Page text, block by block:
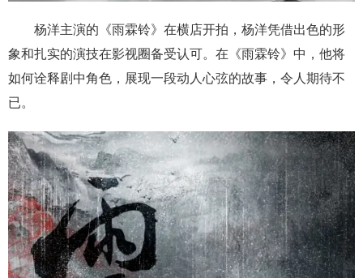
杨洋主演的《雨霖铃》在横店开拍，杨洋凭借出色的形
象和扎实的演技在影视圈备受认可。在《雨霖铃》中，他将
如何诠释剧中角色，展现一段动人心弦的故事，令人期待不
已。